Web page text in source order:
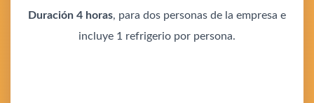
Duración 4 horas, para dos personas de la empresa e
incluye 1 refrigerio por persona.